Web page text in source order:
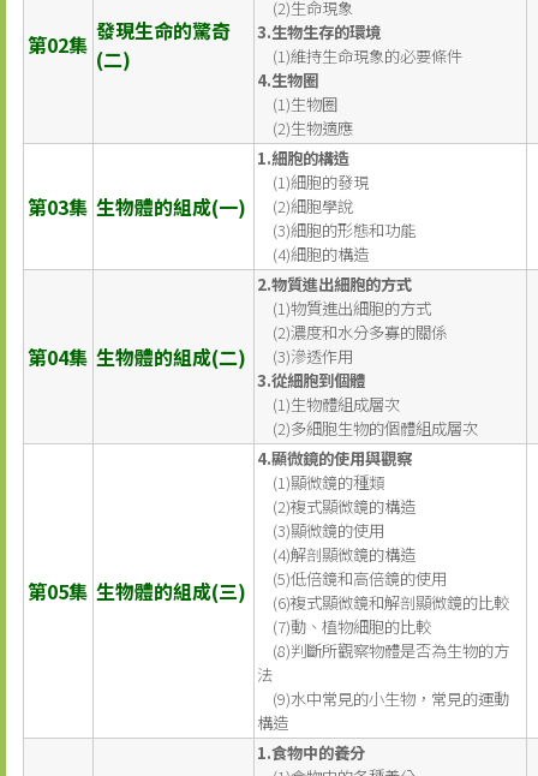
第02集 發現生命的驚奇
(二)
(2)生命現象
3.生物生存的環境
(1)維持生命現象的必要條件
4.生物圈
(1)生物圈
(2)生物適應
第03集 生物體的組成(一)
1.細胞的構造
(1)細胞的發現
(2)細胞學說
(3)細胞的形態和功能
(4)細胞的構造
第04集 生物體的組成(二)
2.物質進出細胞的方式
(1)物質進出細胞的方式
(2)濃度和水分多寡的關係
(3)滲透作用
3.從細胞到個體
(1)生物體組成層次
(2)多細胞生物的個體組成層次
第05集 生物體的組成(三)
4.顯微鏡的使用與觀察
(1)顯微鏡的種類
(2)複式顯微鏡的構造
(3)顯微鏡的使用
(4)解剖顯微鏡的構造
(5)低倍鏡和高倍鏡的使用
(6)複式顯微鏡和解剖顯微鏡的比較
(7)動、植物細胞的比較
(8)判斷所觀察物體是否為生物的方
法
(9)水中常見的小生物，常見的運動
構造
1.食物中的養分